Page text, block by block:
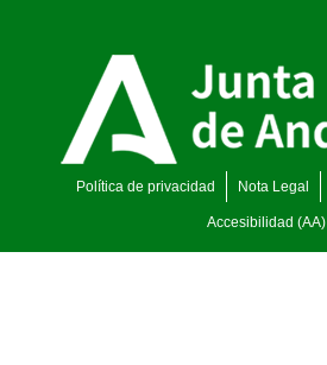
Política de privacidad Nota Legal
Accesibilidad (AA)